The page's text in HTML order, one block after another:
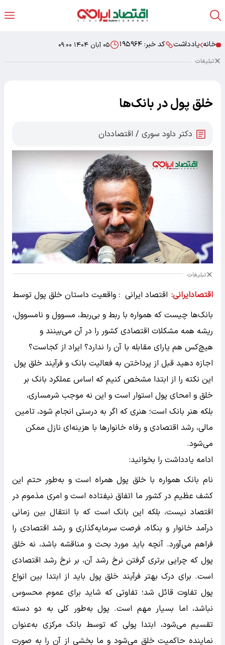
خانه یادداشت کد خبر: ۱۹۵۹۶۴ ۰۵ آبان ۱۴۰۴ ۰۹:۰۰
تبلیغات
خلق پول در بانک‌ها
دکتر داود سوری / اقتصاددان
تبلیغات
اقتصادایرانی: اقتصاد ایرانی : واقعیت داستان خلق پول توسط
بانک‌ها چیست که همواره با ربط و بی‌ربط، مسوول و نامسوول،
ریشه همه مشکلات اقتصادی کشور را در آن می‌بینند و
هیچ‌کس هم یارای مقابله با آن را ندارد؟ ایراد از کجاست؟
اجازه دهید قبل از پرداختن به فعالیت بانک و فرآیند خلق پول
این نکته را از ابتدا مشخص کنیم که اساس عملکرد بانک بر
خلق و امحای پول استوار است و این نه موجب شرمساری،
بلکه هنر بانک است؛ هنری که اگر به درستی انجام شود، تامین
مالی، رشد اقتصادی و رفاه خانوارها با هزینه‌ای نازل ممکن
می‌شود.
ادامه یادداشت را بخوانید:
نام بانک همواره با خلق پول همراه است و به‌طور حتم این
کشف عظیم در کشور ما اتفاق نیفتاده است و امری مذموم در
اقتصاد نیست، بلکه این بانک است که با انتقال بین زمانی
درآمد خانوار و بنگاه، فرصت سرمایه‌گذاری و رشد اقتصادی را
فراهم می‌آورد. آنچه باید مورد بحث و مناقشه باشد، نه خلق
پول که چرایی برتری گرفتن نرخ رشد آن، بر نرخ رشد اقتصادی
است. برای درک بهتر فرآیند خلق پول باید از ابتدا بین انواع
پول تفاوت قائل شد؛ تفاوتی که شاید برای عموم محسوس
نباشد، اما بسیار مهم است. پول به‌طور کلی به دو دسته
تقسیم می‌شود، ابتدا پولی که توسط بانک مرکزی به‌عنوان
نماینده حاکمیت خلق می‌شود و ما بخشی از آن را به صورت